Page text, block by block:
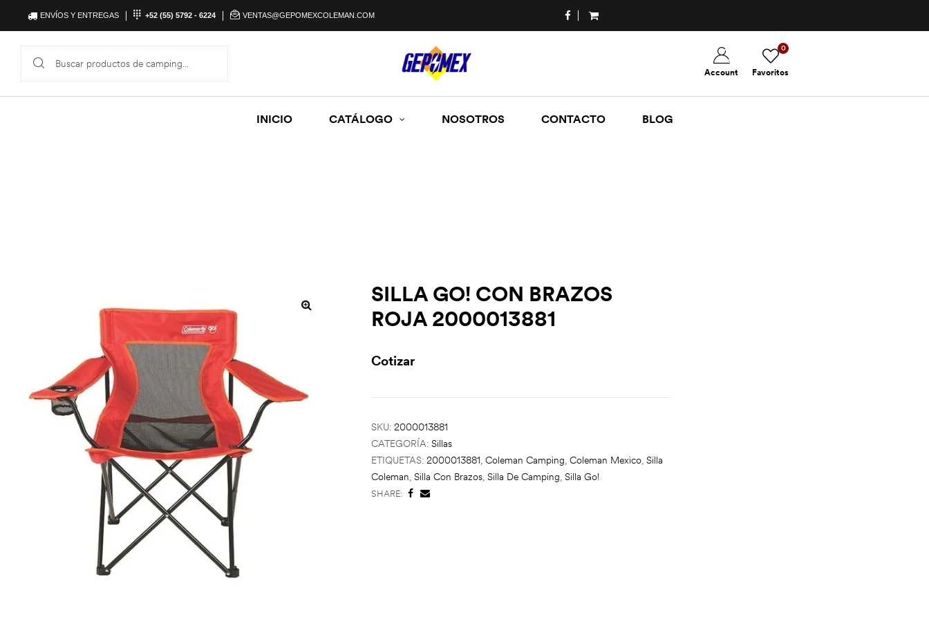
ENVÍOS Y ENTREGAS +52 (55) 5792 - 6224 VENTAS@GEPOMEXCOLEMAN.COM
Favoritos
0
Account
INICIO CATÁLOGO NOSOTROS CONTACTO BLOG
SILLA GO! CON BRAZOS
ROJA 2000013881
Cotizar
SKU: 2000013881
CATEGORÍA: Sillas
ETIQUETAS: 2000013881, Coleman Camping, Coleman Mexico, Silla
Coleman, Silla Con Brazos, Silla De Camping, Silla Go!
SHARE: